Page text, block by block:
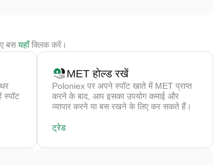
बसयहाँक्लिक करें।
MET होल्ड रखें
Poloniex पर अपने स्पॉट खाते में MET प्राप्त
करने के बाद, आप इसका उपयोग कमाई और
व्यापार करने या बस रखने के लिए कर सकते हैं।
ट्रेड